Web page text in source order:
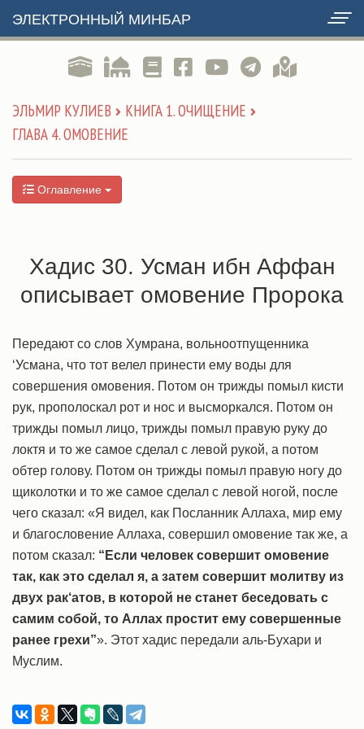
ЭЛЕКТРОННЫЙ МИНБАР
ЭЛЬМИР КУЛИЕВ
КНИГА 1. ОЧИЩЕНИЕ
ГЛАВА 4. ОМОВЕНИЕ
Оглавление
Хадис 30. Усман ибн Аффан
описывает омовение Пророка
Передают со слов Хумрана, вольноотпущенника
‘Усмана, что тот велел принести ему воды для
совершения омовения. Потом он трижды помыл кисти
рук, прополоскал рот и нос и высморкался. Потом он
трижды помыл лицо, трижды помыл правую руку до
локтя и то же самое сделал с левой рукой, а потом
обтер голову. Потом он трижды помыл правую ногу до
щиколотки и то же самое сделал с левой ногой, после
чего сказал: «Я видел, как Посланник Аллаха, мир ему
и благословение Аллаха, совершил омовение так же, а
потом сказал: “Если человек совершит омовение
так, как это сделал я, а затем совершит молитву из
двух рак‘атов, в которой не станет беседовать с
самим собой, то Аллах простит ему совершенные
ранее грехи”». Этот хадис передали аль-Бухари и
Муслим.